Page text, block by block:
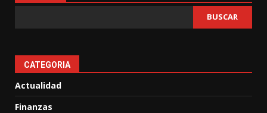
BUSCAR
CATEGORIA
Actualidad
Finanzas